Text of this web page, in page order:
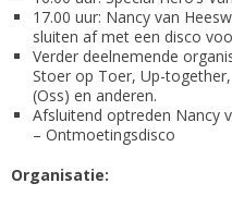
17.00 uur: Nancy van
sluiten af met een disco
Verder deelnemende
Stoer op Toer, Up-
(Oss) en anderen.
Afsluitend optreden Nancy
– Ontmoetingsdisco
Organisatie: